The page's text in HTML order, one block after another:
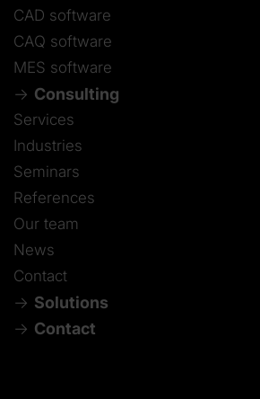
CAD software
CAQ software
MES software
Consulting
Services
Industries
Seminars
References
Our team
News
Contact
Solutions
Contact